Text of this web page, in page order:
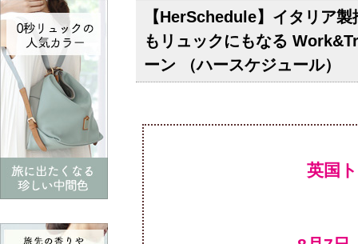
【HerSchedule】イタリア
もリュックにもなる
ーン （ハースケジュール）
英国